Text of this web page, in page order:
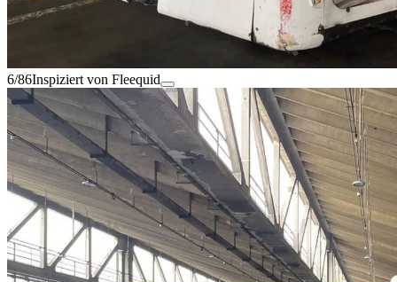
6/86Inspiziert von Fleequid